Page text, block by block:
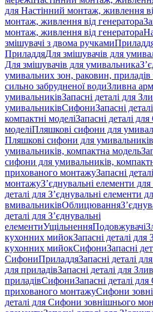
для Настінний монтаж, живлення
монтаж, живлення від генератора
монтаж, живлення від генератора
змішувачі з двома ручками
ПриладдяДля змішувачів для
Для змішувачів для умивальника
умивальних зон, раковин,
сильно забрудненої водиЗливна
умивальниківЗапасні деталі для
умивальниківСифониЗапасні
компактні моделіЗапасні деталі
моделіПляшкові сифони для
Пляшкові сифони для умивальників
умивальників, компактна модель
сифони для умивальників,
прихованого монтажуЗапасні
монтажуЗ’єднувальні елементи
деталі для З’єднувальні елементи
вмивальниківОблицювання
деталі для З’єднувальні
елементиУщільненняПодовжувачі
кухонних мийокЗапасні деталі
кухонних мийокСифониЗапасні
СифониПриладдяЗапасні деталі
для приладівЗапасні деталі для
приладівСифониЗапасні деталі
прихованого монтажуСифони
деталі для Сифони зовнішнього